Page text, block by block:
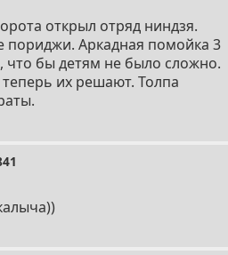
открыл отряд ниндзя.
пориджи. Аркадная помойка 3
бы детям не было сложно.
их решают. Толпа